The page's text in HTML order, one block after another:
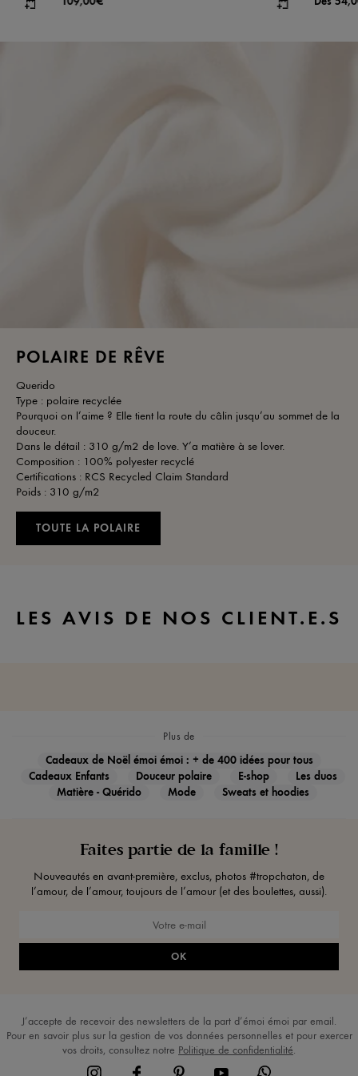
POLAIRE DE RÊVE
Querido
Type : polaire recyclée
Pourquoi on l’aime ? Elle tient la route du câlin jusqu’au sommet de la
douceur.
Dans le détail : 310 g/m2 de love. Y’a matière à se lover.
Composition : 100% polyester recyclé
Certifications : RCS Recycled Claim Standard
Poids : 310 g/m2
TOUTE LA POLAIRE
LES AVIS DE NOS CLIENT.E.S
Plus de
Cadeaux de Noël émoi émoi : + de 400 idées pour tous
Cadeaux Enfants
Douceur polaire E-shop
Les duos
Matière - Quérido
Mode Sweats et hoodies
Faites partie de la famille !
Nouveautés en avant-première, exclus, photos #tropchaton, de
l’amour, de l’amour, toujours de l’amour (et des boulettes, aussi).
OK
J’accepte de recevoir des newsletters de la part d’émoi émoi par email.
Pour en savoir plus sur la gestion de vos données personnelles et pour exercer
vos droits, consultez notre Politique de confidentialité.